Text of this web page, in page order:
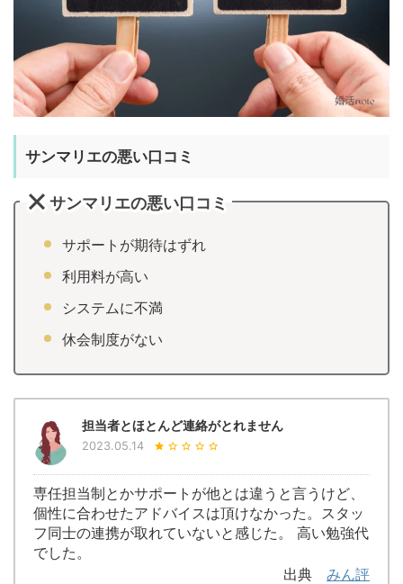
サンマリエの悪い口コミ
サンマリエの悪い口コミ
サポートが期待はずれ
利用料が高い
システムに不満
休会制度がない
担当者とほとんど連絡がとれません
2023.05.14
専任担当制とかサポートが他とは違うと言うけど、
個性に合わせたアドバイスは頂けなかった。スタッ
フ同士の連携が取れていないと感じた。 高い勉強代
でした。
出典 みん評